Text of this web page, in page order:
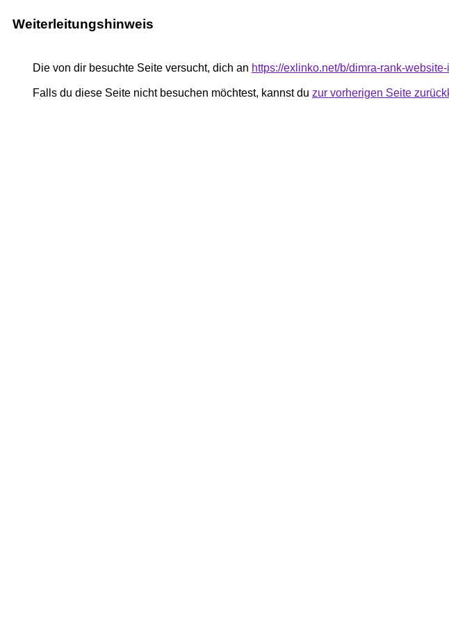
Weiterleitungshinweis
Die von dir besuchte Seite versucht, dich an https://exlinko.net/b/dimra-rank-
Falls du diese Seite nicht besuchen möchtest, kannst du zur vorherigen Seite